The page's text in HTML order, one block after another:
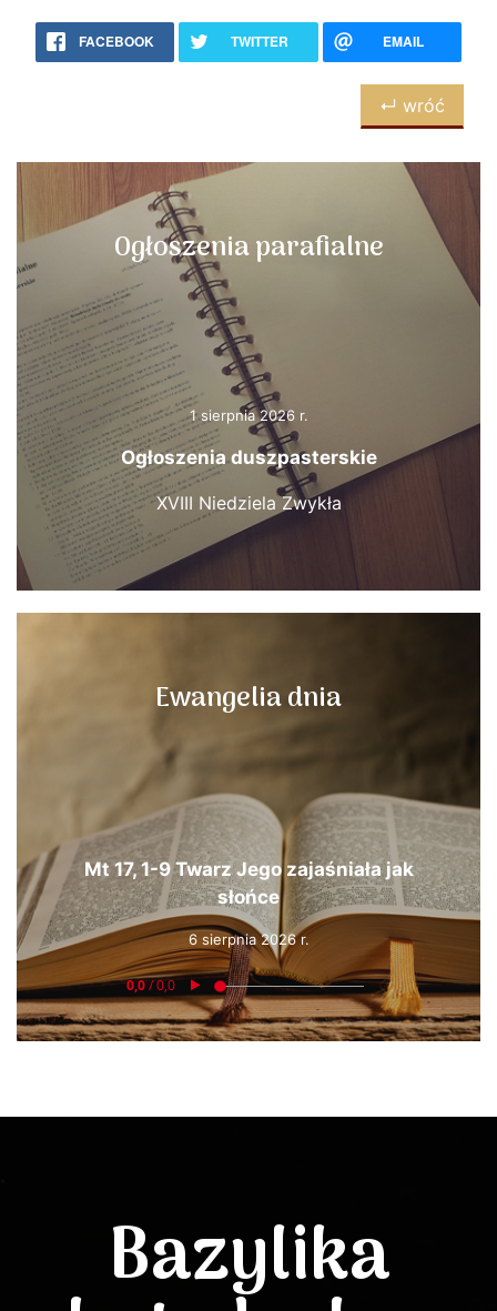
FACEBOOK TWITTER EMAIL
↵ wróć
Ogłoszenia parafialne
1 sierpnia 2026 r.
Ogłoszenia duszpasterskie
XVIII Niedziela Zwykła
Ewangelia dnia
Mt 17, 1-9 Twarz Jego zajaśniała jak
słońce
6 sierpnia 2026 r.
Bazylika